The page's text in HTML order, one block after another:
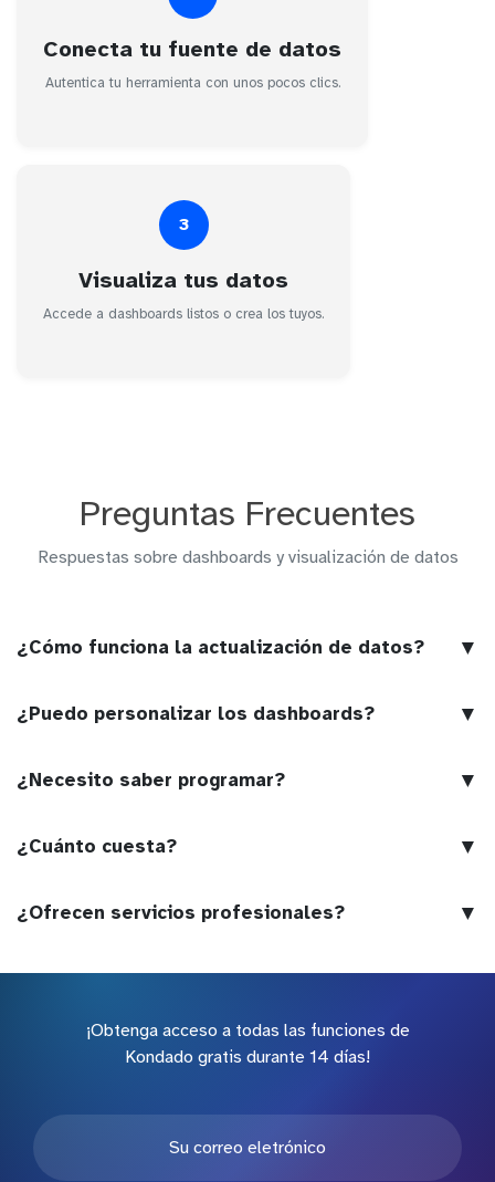
Conecta tu fuente de datos
Autentica tu herramienta con unos pocos clics.
3
Visualiza tus datos
Accede a dashboards listos o crea los tuyos.
Preguntas Frecuentes
Respuestas sobre dashboards y visualización de datos
¿Cómo funciona la actualización de datos? ▼
¿Puedo personalizar los dashboards? ▼
¿Necesito saber programar? ▼
¿Cuánto cuesta? ▼
¿Ofrecen servicios profesionales? ▼
¡Obtenga acceso a todas las funciones de
Kondado gratis durante 14 días!